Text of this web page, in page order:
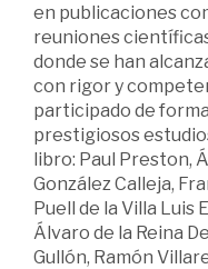
en publicaciones
reuniones
donde se han
con rigor y
participado de
prestigiosos
libro: Paul Preston,
González Calleja,
Puell de la Villa Luis
Álvaro de la Reina
Gullón, Ramón